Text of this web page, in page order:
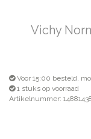
Vichy
Voor 15:00 besteld,
1 stuks op voorraad
Artikelnummer: